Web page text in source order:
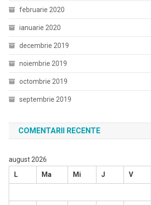
februarie 2020
ianuarie 2020
decembrie 2019
noiembrie 2019
octombrie 2019
septembrie 2019
COMENTARII RECENTE
august 2026
L
Ma Mi J V